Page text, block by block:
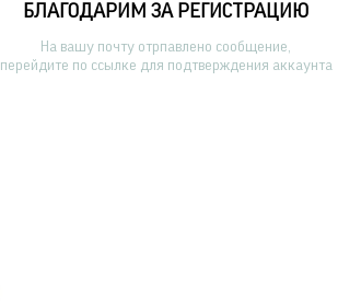
БЛАГОДАРИМ ЗА РЕГИСТРАЦИЮ
На вашу почту отрпавлено сообщение,
перейдите по ссылке для подтверждения аккаунта